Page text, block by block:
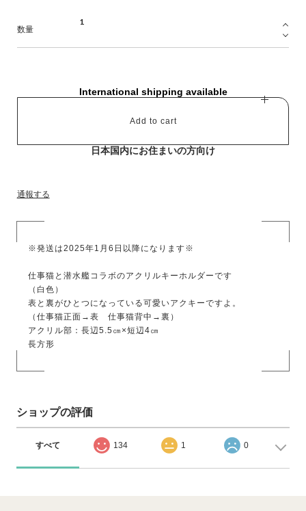
数量
International shipping available
Add to cart
日本国内にお住まいの方向け
通報する
※発送は2025年1月6日以降になります※
仕事猫と潜水艦コラボのアクリルキーホルダーです
（白色）
表と裏がひとつになっている可愛いアクキーですよ。
（仕事猫正面→表 仕事猫背中→裏）
アクリル部：長辺5.5㎝×短辺4㎝
長方形
ショップの評価
すべて 134 1 0